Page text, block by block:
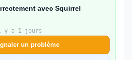
avec Squirrel
y a 1 jours
un problème